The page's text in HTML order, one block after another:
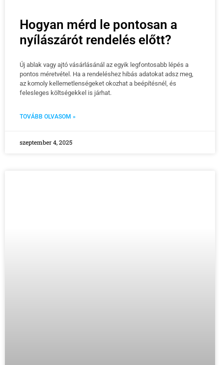
Hogyan mérd le pontosan a
nyílászárót rendelés előtt?
Új ablak vagy ajtó vásárlásánál az egyik legfontosabb lépés a
pontos méretvétel. Ha a rendeléshez hibás adatokat adsz meg,
az komoly kellemetlenségeket okozhat a beépítésnél, és
felesleges költségekkel is járhat.
TOVÁBB OLVASOM »
szeptember 4, 2025